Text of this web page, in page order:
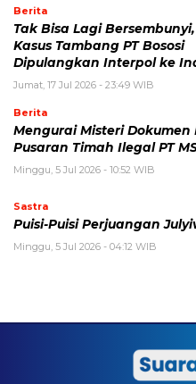
Berita
Tak Bisa Lagi
Kasus Tambang PT Bososi
Dipulangkan Interpol ke
Jumat, 17 Jul 2026 - 23:49 WIB
Berita
Mengurai Misteri Dokumen
Pusaran Timah Ilegal PT
Minggu, 5 Jul 2026 - 10:52 WIB
Sastra
Puisi-Puisi Perjuangan
Minggu, 5 Jul 2026 - 04:12 WIB